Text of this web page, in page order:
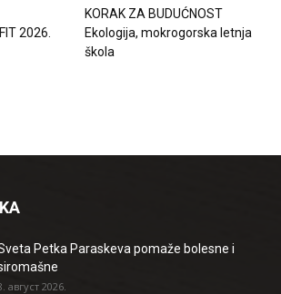
2026.
KORAK ZA BUDUĆNOST
Ekologija, mokrogorska letnja
škola
Petka Paraskeva pomaže bolesne i
август 2026.